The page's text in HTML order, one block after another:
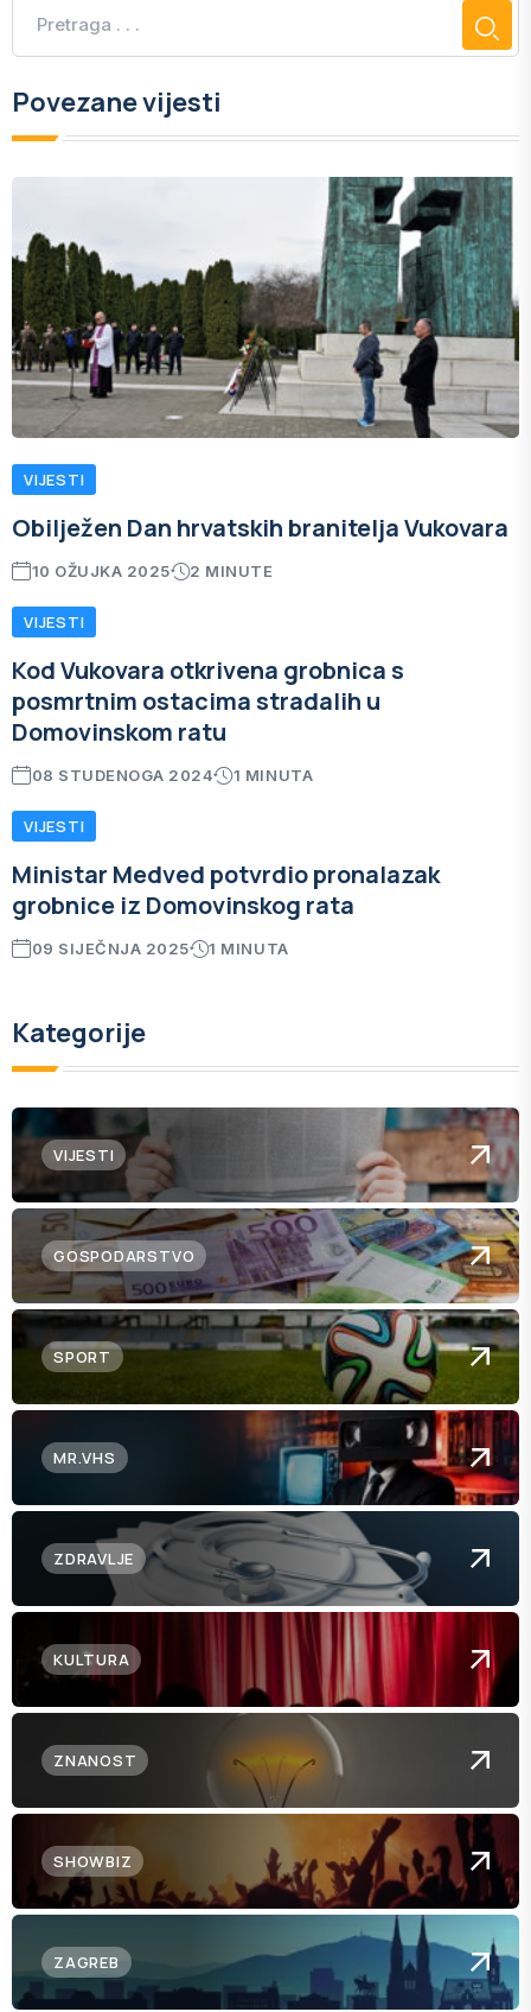
Povezane vijesti
VIJESTI
Obilježen Dan hrvatskih branitelja Vukovara
10 OŽUJKA 2025 2 MINUTE
VIJESTI
Kod Vukovara otkrivena grobnica s
posmrtnim ostacima stradalih u
Domovinskom ratu
08 STUDENOGA 2024 1 MINUTA
VIJESTI
Ministar Medved potvrdio pronalazak
grobnice iz Domovinskog rata
09 SIJEČNJA 2025 1 MINUTA
Kategorije
VIJESTI
GOSPODARSTVO
SPORT
MR.VHS
ZDRAVLJE
KULTURA
ZNANOST
SHOWBIZ
ZAGREB